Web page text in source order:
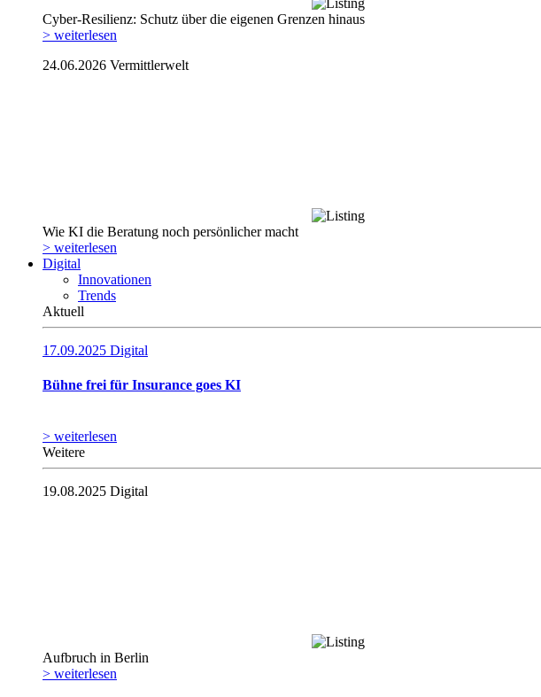
Cyber-Resilienz: Schutz über die eigenen Grenzen hinaus
> weiterlesen
24.06.2026 Vermittlerwelt
Wie KI die Beratung noch persönlicher macht
> weiterlesen
Digital
Innovationen
Trends
Aktuell
17.09.2025 Digital
Bühne frei für Insurance goes KI
> weiterlesen
Weitere
19.08.2025 Digital
Aufbruch in Berlin
> weiterlesen